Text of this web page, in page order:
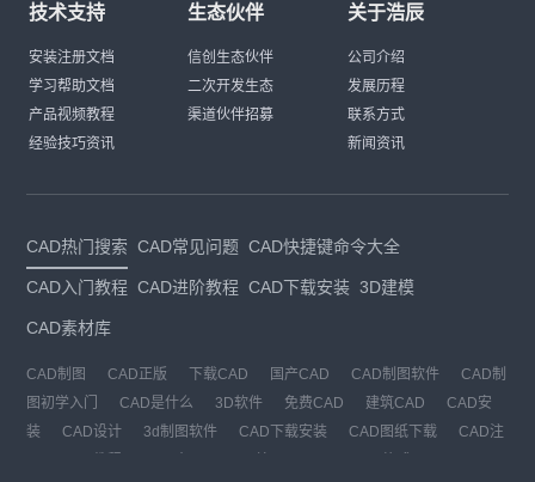
技术支持
安装注册文档
学习帮助文档
产品视频教程
经验技巧资讯
生态伙伴
信创生态伙伴
二次开发生态
渠道伙伴招募
关于浩辰
公司介绍
发展历程
联系方式
新闻资讯
CAD热门搜索 CAD常见问题 CAD快捷键命令大全
CAD入门教程 CAD进阶教程 CAD下载安装 3D建模
CAD素材库
CAD制图 CAD正版 下载CAD 国产CAD CAD制图软件
CAD制
图初学入门
CAD是什么 3D软件 免费CAD 建筑CAD
CAD安
装
CAD设计 3d制图软件 CAD下载安装 CAD图纸下载
CAD注